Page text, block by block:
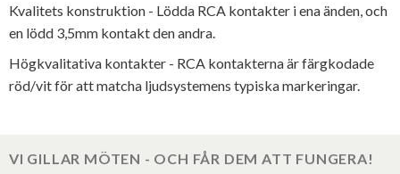
Kvalitets konstruktion - Lödda RCA kontakter i ena änden, och
en lödd 3,5mm kontakt den andra.
Högkvalitativa kontakter - RCA kontakterna är färgkodade
röd/vit för att matcha ljudsystemens typiska markeringar.
VI GILLAR MÖTEN - OCH FÅR DEM ATT FUNGERA!